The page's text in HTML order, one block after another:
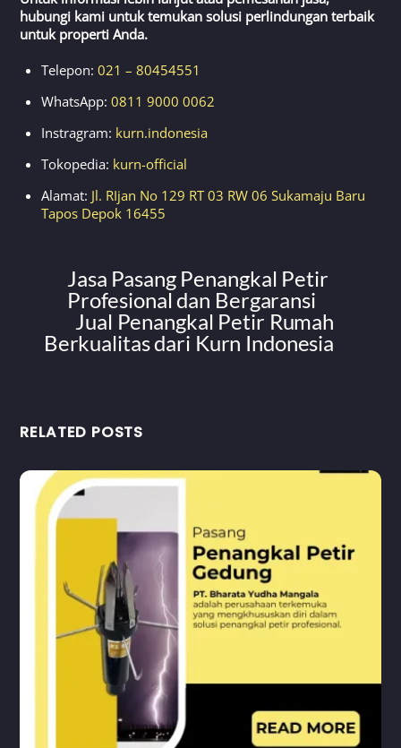
hubungi kami untuk temukan solusi perlindungan terbaik
untuk properti Anda.
Telepon:021 – 80454551
WhatsApp:0811 9000 0062
Instragram: kurn.indonesia
Tokopedia: kurn-official
Alamat: Jl. RIjan No 129 RT 03 RW 06 Sukamaju Baru
Tapos Depok 16455
Jasa Pasang Penangkal Petir
Profesional dan Bergaransi
Jual Penangkal Petir Rumah
Berkualitas dari Kurn Indonesia
RELATED POSTS